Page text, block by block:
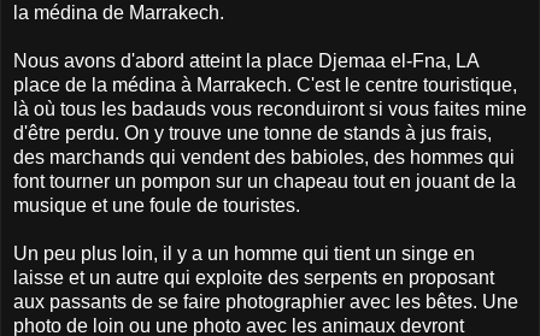
la médina de Marrakech.
Nous avons d'abord atteint la place Djemaa el-Fna, LA
place de la médina à Marrakech. C'est le centre touristique,
là où tous les badauds vous reconduiront si vous faites mine
d'être perdu. On y trouve une tonne de stands à jus frais,
des marchands qui vendent des babioles, des hommes qui
font tourner un pompon sur un chapeau tout en jouant de la
musique et une foule de touristes.
Un peu plus loin, il y a un homme qui tient un singe en
laisse et un autre qui exploite des serpents en proposant
aux passants de se faire photographier avec les bêtes. Une
photo de loin ou une photo avec les animaux devront